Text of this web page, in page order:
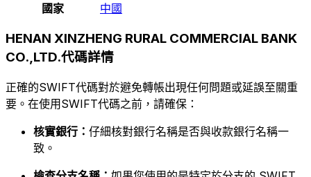
國家
中國
HENAN XINZHENG RURAL COMMERCIAL BANK
CO.,LTD.代碼詳情
正確的SWIFT代碼對於避免轉帳出現任何問題或延誤至關重
要。在使用SWIFT代碼之前，請確保：
核實銀行： 仔細核對銀行名稱是否與收款銀行名稱一
致。